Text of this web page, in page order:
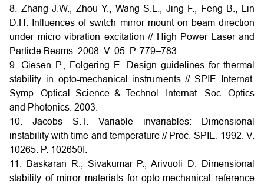
8. Zhang J.W., Zhou Y., Wang S.L., Jing F., Feng B., Lin
D.H. Influences of switch mirror mount on beam direction
under micro vibration excitation // High Power Laser and
Particle Beams. 2008. V. 05. P. 779–783.
9. Giesen P., Folgering E. Design guidelines for thermal
stability in opto-mechanical instruments // SPIE Internat.
Symp. Optical Science & Technol. Internat. Soc. Optics
and Photonics. 2003.
10. Jacobs S.T. Variable invariables: Dimensional
instability with time and temperature // Proc. SPIE. 1992. V.
10265. P. 102650I.
11. Baskaran R., Sivakumar P., Arivuoli D. Dimensional
stability of mirror materials for opto-mechanical reference